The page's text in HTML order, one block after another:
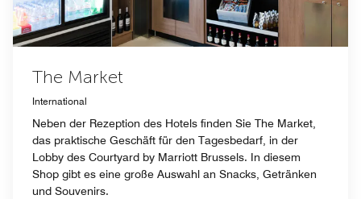
The Market
International
Neben der Rezeption des Hotels finden Sie The Market,
das praktische Geschäft für den Tagesbedarf, in der
Lobby des Courtyard by Marriott Brussels. In diesem
Shop gibt es eine große Auswahl an Snacks, Getränken
und Souvenirs.